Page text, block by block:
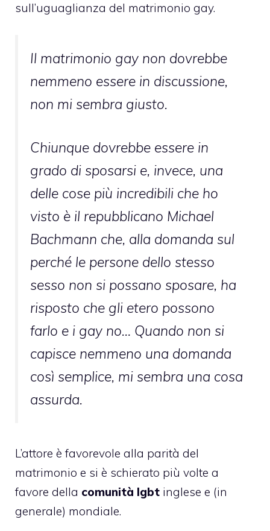
sull’uguaglianza del matrimonio gay.
Il matrimonio gay non dovrebbe
nemmeno essere in discussione,
non mi sembra giusto.
Chiunque dovrebbe essere in
grado di sposarsi e, invece, una
delle cose più incredibili che ho
visto è il repubblicano Michael
Bachmann che, alla domanda sul
perché le persone dello stesso
sesso non si possano sposare, ha
risposto che gli etero possono
farlo e i gay no… Quando non si
capisce nemmeno una domanda
così semplice, mi sembra una cosa
assurda.
L’attore è favorevole alla parità del
matrimonio e si è schierato più volte a
favore della comunità lgbt inglese e (in
generale) mondiale.